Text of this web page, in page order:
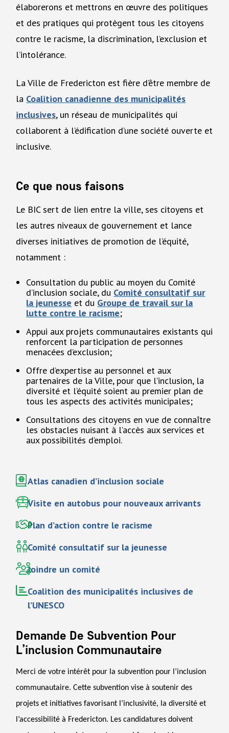
élaborerons et mettrons en œuvre des politiques
et des pratiques qui protègent tous les citoyens
contre le racisme, la discrimination, l’exclusion et
l’intolérance.
La Ville de Fredericton est fière d’être membre de
la Coalition canadienne des municipalités
inclusives, un réseau de municipalités qui
collaborent à l’édification d’une société ouverte et
inclusive.
Ce que nous faisons
Le BIC sert de lien entre la ville, ses citoyens et
les autres niveaux de gouvernement et lance
diverses initiatives de promotion de l’équité,
notamment :
Consultation du public au moyen du Comité
d’inclusion sociale, du Comité consultatif sur
la jeunesse et du Groupe de travail sur la
lutte contre le racisme;
Appui aux projets communautaires existants qui
renforcent la participation de personnes
menacées d’exclusion;
Offre d’expertise au personnel et aux
partenaires de la Ville, pour que l’inclusion, la
diversité et l’équité soient au premier plan de
tous les aspects des activités municipales;
Consultations des citoyens en vue de connaître
les obstacles nuisant à l’accès aux services et
aux possibilités d’emploi.
Atlas canadien d’inclusion sociale
Visite en autobus pour nouveaux arrivants
Plan d’action contre le racisme
Comité consultatif sur la jeunesse
Joindre un comité
Coalition des municipalités inclusives de
l’UNESCO
Demande De Subvention Pour
L’inclusion Communautaire
Merci de votre intérêt pour la subvention pour l’inclusion
communautaire. Cette subvention vise à soutenir des
projets et initiatives favorisant l’inclusivité, la diversité et
l’accessibilité à Fredericton. Les candidatures doivent